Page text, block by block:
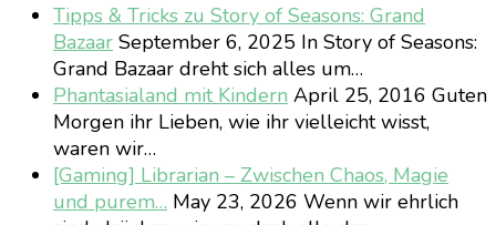
Tipps & Tricks zu Story of Seasons: Grand
Bazaar September 6, 2025 In Story of Seasons:
Grand Bazaar dreht sich alles um…
Phantasialand mit Kindern April 25, 2016 Guten
Morgen ihr Lieben, wie ihr vielleicht wisst,
waren wir…
[Gaming] Librarian – Zwischen Chaos, Magie
und purem… May 23, 2026 Wenn wir ehrlich